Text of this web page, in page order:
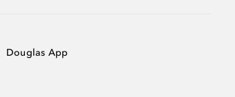
Douglas App